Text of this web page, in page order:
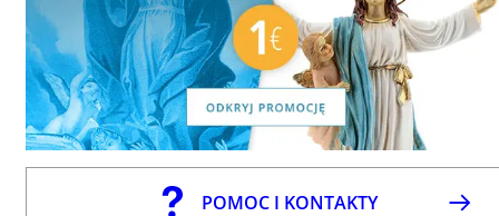
POMOC I KONTAKTY